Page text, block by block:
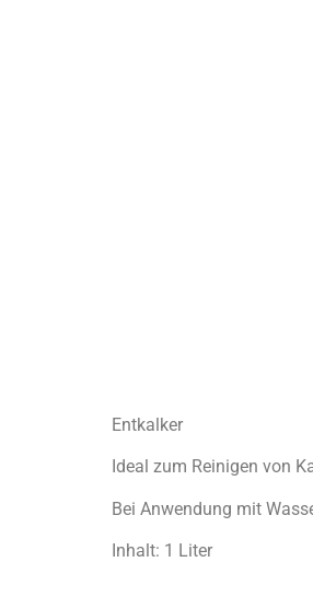
Entkalker
Ideal zum Reinigen von
Bei Anwendung mit
Inhalt: 1 Liter